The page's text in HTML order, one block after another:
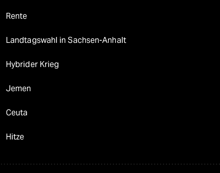
Rente
Landtagswahl in Sachsen-Anhalt
Hybrider Krieg
Jemen
Ceuta
Hitze